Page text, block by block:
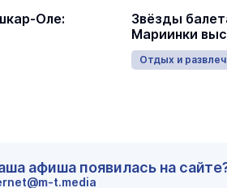
Оле:
Звёзды
Мариинки
Отдых и
афиша появилась на
t.media